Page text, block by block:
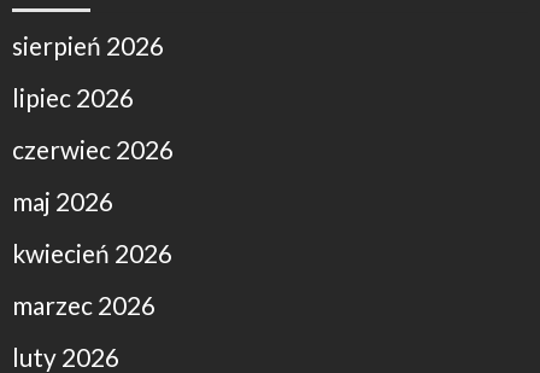
sierpień 2026
lipiec 2026
czerwiec 2026
maj 2026
kwiecień 2026
marzec 2026
luty 2026